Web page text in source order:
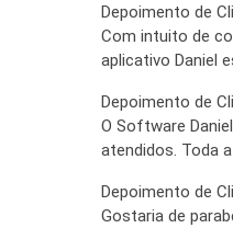
Depoimento de
Com intuito de
aplicativo Daniel
Depoimento de
O Software
atendidos. Toda
Depoimento de
Gostaria de